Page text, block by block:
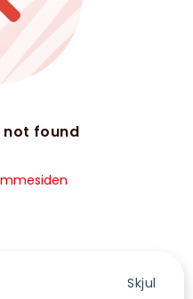
Skjul
not found